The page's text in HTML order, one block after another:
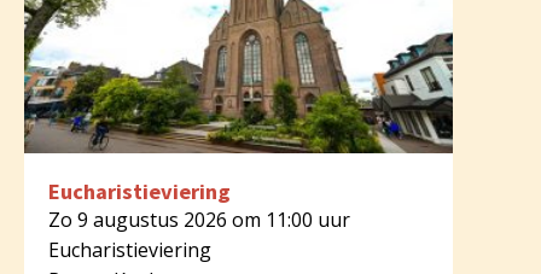
Eucharistieviering
Zo 9 augustus 2026 om 11:00 uur
Eucharistieviering